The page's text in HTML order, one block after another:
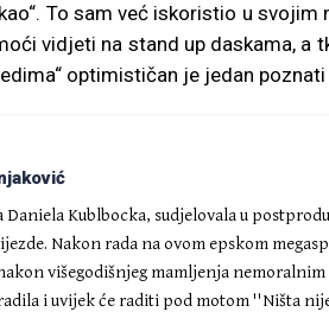
To sam već iskoristio u
vidjeti na stand up daskama, a
optimističan je jedan
Kublbocka, sudjelovala u
Nakon rada na ovom epskom
višegodišnjeg mamljenja
i uvijek će raditi pod motom ''Ništa